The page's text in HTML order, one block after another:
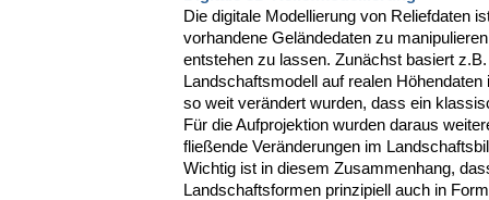
Die digitale Modellierung von Reliefdaten
vorhandene Geländedaten zu
entstehen zu lassen. Zunächst basiert
Landschaftsmodell auf realen
so weit verändert wurden, dass ein
Für die Aufprojektion wurden daraus
fließende Veränderungen im
Wichtig ist in diesem Zusammenhang,
Landschaftsformen prinzipiell auch in